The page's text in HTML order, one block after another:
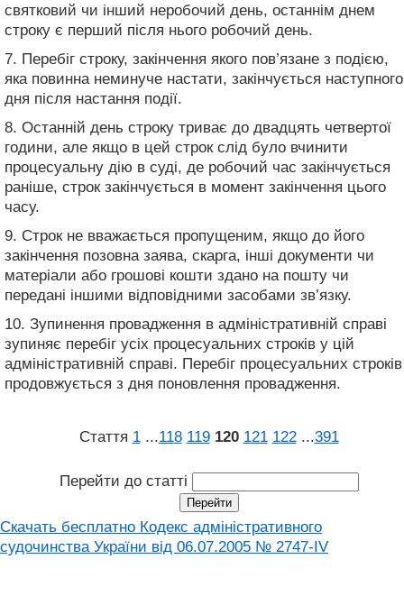
святковий чи інший неробочий день, останнім днем
строку є перший після нього робочий день.
7. Перебіг строку, закінчення якого пов’язане з подією,
яка повинна неминуче настати, закінчується наступного
дня після настання події.
8. Останній день строку триває до двадцять четвертої
години, але якщо в цей строк слід було вчинити
процесуальну дію в суді, де робочий час закінчується
раніше, строк закінчується в момент закінчення цього
часу.
9. Строк не вважається пропущеним, якщо до його
закінчення позовна заява, скарга, інші документи чи
матеріали або грошові кошти здано на пошту чи
передані іншими відповідними засобами зв’язку.
10. Зупинення провадження в адміністративній справі
зупиняє перебіг усіх процесуальних строків у цій
адміністративній справі. Перебіг процесуальних строків
продовжується з дня поновлення провадження.
Стаття 1 ...118 119 120 121 122 ...391
Перейти до статті
Скачать бесплатно Кодекс адміністративного
судочинства України від 06.07.2005 № 2747-IV